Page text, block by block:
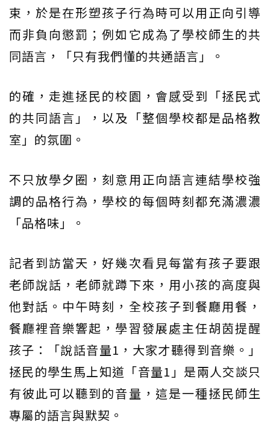
束，於是在形塑孩子行為時可以用正向引導
而非負向懲罰；例如它成為了學校師生的共
同語言，「只有我們懂的共通語言」。
的確，走進拯民的校園，會感受到「拯民式
的共同語言」，以及「整個學校都是品格教
室」的氛圍。
不只放學夕圈，刻意用正向語言連結學校強
調的品格行為，學校的每個時刻都充滿濃濃
「品格味」。
記者到訪當天，好幾次看見每當有孩子要跟
老師說話，老師就蹲下來，用小孩的高度與
他對話。中午時刻，全校孩子到餐廳用餐，
餐廳裡音樂響起，學習發展處主任胡茵提醒
孩子：「說話音量1，大家才聽得到音樂。」
拯民的學生馬上知道「音量1」是兩人交談只
有彼此可以聽到的音量，這是一種拯民師生
專屬的語言與默契。